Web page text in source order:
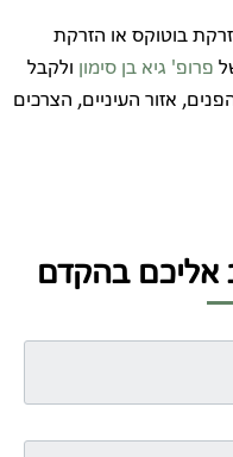
בוטוקס או הזרקת
פרופ' גיא בן סימון ולקבל
אזור העיניים, הצרכים
אליכם בהקדם